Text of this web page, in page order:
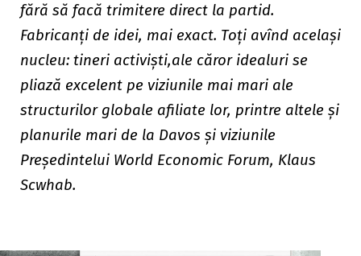
fără să facă trimitere direct la partid.
Fabricanți de idei, mai exact. Toți avînd același
nucleu: tineri activiști,ale căror idealuri se
pliază excelent pe viziunile mai mari ale
structurilor globale afiliate lor, printre altele și
planurile mari de la Davos și viziunile
Președintelui World Economic Forum, Klaus
Scwhab.